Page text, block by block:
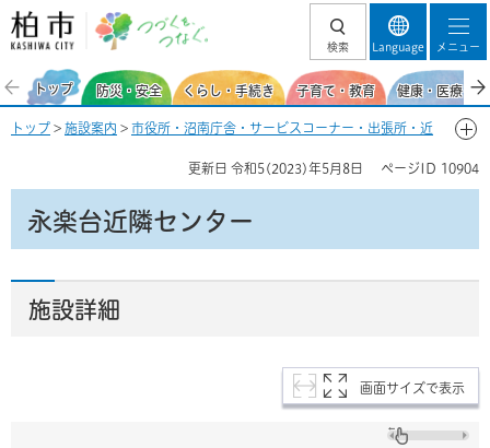
柏市 つづくを、
検索 Language メニュー
トップ 防災・安全 くらし・手続き 子育て・教育 健康・医療・
トップ > 施設案内 > 市役所・沼南庁舎・サービスコーナー・出張所・近
更新日 令和5(2023)年5月8日 ページID 10904
永楽台近隣センター
施設詳細
画面サイズで表示